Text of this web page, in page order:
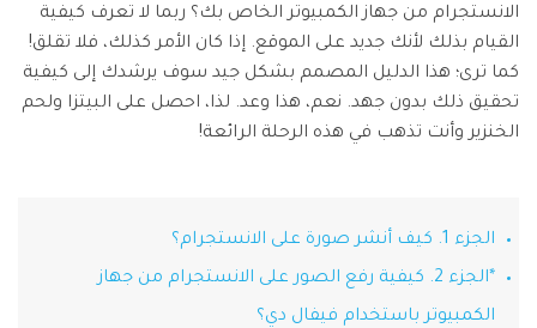
استعادة الصور
إصلاح الفيديوهات
نقل WhatsApp
تعقب الموقع
iOS & Android
System Repair
إصلاح مشاكل نظام الهاتف بنقرة واحدة
iOS
Android
iOS
Android
نقل بيانات الهاتف من جهاز إلى آخر
الانستجرام من جهاز الكمبيوتر الخاص بك؟ ربما لا تعرف كيفية
القيام بذلك لأنك جديد على الموقع. إذا كان الأمر كذلك، فلا تقلق!
كما ترى؛ هذا الدليل المصمم بشكل جيد سوف يرشدك إلى كيفية
تحقيق ذلك بدون جهد. نعم، هذا وعد. لذا، احصل على البيتزا ولحم
الخنزير وأنت تذهب في هذه الرحلة الرائعة!
الجزء 1. كيف أنشر صورة على الانستجرام؟
*الجزء 2. كيفية رفع الصور على الانستجرام من جهاز
الكمبيوتر باستخدام فيفال دي؟